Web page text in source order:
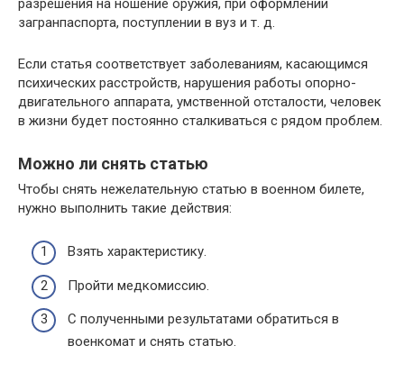
разрешения на ношение оружия, при оформлении
загранпаспорта, поступлении в вуз и т. д.
Если статья соответствует заболеваниям, касающимся
психических расстройств, нарушения работы опорно-
двигательного аппарата, умственной отсталости, человек
в жизни будет постоянно сталкиваться с рядом проблем.
Можно ли снять статью
Чтобы снять нежелательную статью в военном билете,
нужно выполнить такие действия:
Взять характеристику.
Пройти медкомиссию.
С полученными результатами обратиться в
военкомат и снять статью.